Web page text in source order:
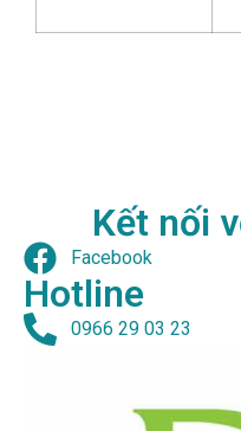
Kết nối
Facebook
Hotline
0966 29 03 23